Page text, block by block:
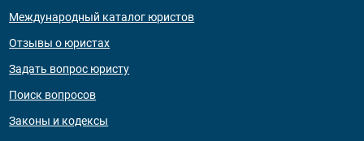
Международный каталог юристов
Отзывы о юристах
Задать вопрос юристу
Поиск вопросов
Законы и кодексы